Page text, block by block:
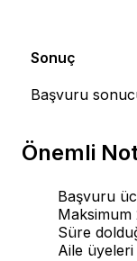
Sonuç
Başvuru
Önemli
Başvuru
Maksimum
Süre
Aile